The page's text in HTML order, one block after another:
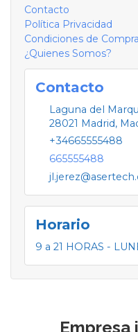
Contacto
Política Privacidad
Condiciones de Compra
¿Quienes Somos?
Contacto
Laguna del
28021 Madrid,
+34665555488
665555488
Horario
9 a 21 HORAS -
Empresa